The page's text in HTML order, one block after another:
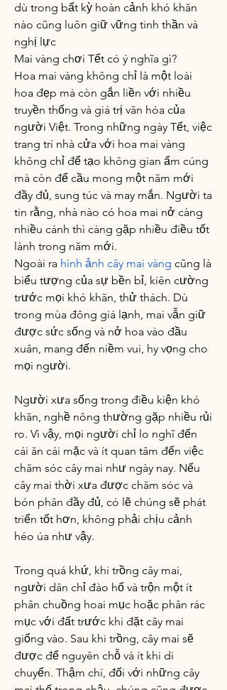
dù trong bất kỳ hoàn cảnh khó khăn
nào cũng luôn giữ vững tinh thần và
nghị lực
Mai vàng chơi Tết có ý nghĩa gì?
Hoa mai vàng không chỉ là một loài
hoa đẹp mà còn gắn liền với nhiều
truyền thống và giá trị văn hóa của
người Việt. Trong những ngày Tết, việc
trang trí nhà cửa với hoa mai vàng
không chỉ để tạo không gian ấm cúng
mà còn để cầu mong một năm mới
đầy đủ, sung túc và may mắn. Người ta
tin rằng, nhà nào có hoa mai nở càng
nhiều cánh thì càng gặp nhiều điều tốt
lành trong năm mới.
Ngoài ra hình ảnh cây mai vàng cũng là
biểu tượng của sự bền bỉ, kiên cường
trước mọi khó khăn, thử thách. Dù
trong mùa đông giá lạnh, mai vẫn giữ
được sức sống và nở hoa vào đầu
xuân, mang đến niềm vui, hy vọng cho
mọi người.
Người xưa sống trong điều kiện khó
khăn, nghề nông thường gặp nhiều rủi
ro. Vì vậy, mọi người chỉ lo nghĩ đến
cái ăn cái mặc và ít quan tâm đến việc
chăm sóc cây mai như ngày nay. Nếu
cây mai thời xưa được chăm sóc và
bón phân đầy đủ, có lẽ chúng sẽ phát
triển tốt hơn, không phải chịu cảnh
héo úa như vậy.
Trong quá khứ, khi trồng cây mai,
người dân chỉ đào hố và trộn một ít
phân chuồng hoai mục hoặc phân rác
mục với đất trước khi đặt cây mai
giống vào. Sau khi trồng, cây mai sẽ
được để nguyên chỗ và ít khi di
chuyển. Thậm chí, đối với những cây